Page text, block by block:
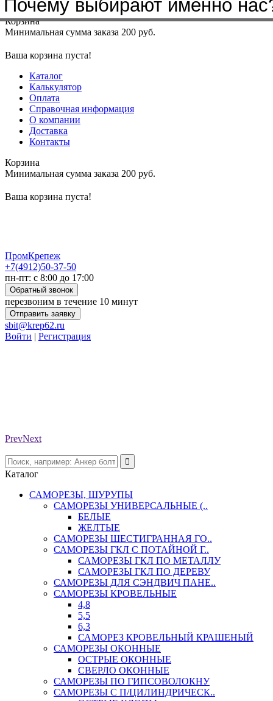
Меню+7(4912)50-37-50sbit@krep62.ru
Корзина
Минимальная сумма заказа 200 руб.
Ваша корзина пуста!
Каталог
Калькулятор
Оплата
Справочная информация
О компании
Доставка
Контакты
Корзина
Минимальная сумма заказа 200 руб.
Ваша корзина пуста!
ПромКрепеж
+7(4912)50-37-50
пн-пт: с 8:00 до 17:00
Обратный звонок
перезвоним в течение 10 минут
Отправить заявку
sbit@krep62.ru
Войти | Регистрация
PrevNext
Каталог
САМОРЕЗЫ, ШУРУПЫ
САМОРЕЗЫ УНИВЕРСАЛЬНЫЕ (..
БЕЛЫЕ
ЖЕЛТЫЕ
САМОРЕЗЫ ШЕСТИГРАННАЯ ГО..
САМОРЕЗЫ ГКЛ С ПОТАЙНОЙ Г..
САМОРЕЗЫ ГКЛ ПО МЕТАЛЛУ
САМОРЕЗЫ ГКЛ ПО ДЕРЕВУ
САМОРЕЗЫ ДЛЯ СЭНДВИЧ ПАНЕ..
САМОРЕЗЫ КРОВЕЛЬНЫЕ
4,8
5,5
6,3
САМОРЕЗ КРОВЕЛЬНЫЙ КРАШЕНЫЙ
САМОРЕЗЫ ОКОННЫЕ
ОСТРЫЕ ОКОННЫЕ
СВЕРЛО ОКОННЫЕ
САМОРЕЗЫ ПО ГИПСОВОЛОКНУ
САМОРЕЗЫ С П/ЦИЛИНДРИЧЕСК..
Почему выбирают именно